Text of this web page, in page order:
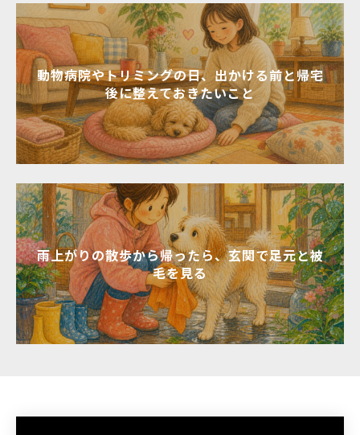
動物病院やトリミングの日、出かける前と帰宅
後に整えておきたいこと
雨上がりの散歩から帰ったら、玄関で足元と被
毛を見る